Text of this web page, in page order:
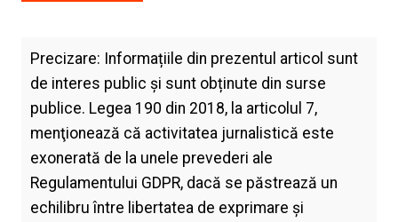
Precizare: Informațiile din prezentul articol sunt
de interes public și sunt obținute din surse
publice. Legea 190 din 2018, la articolul 7,
menţionează că activitatea jurnalistică este
exonerată de la unele prevederi ale
Regulamentului GDPR, dacă se păstrează un
echilibru între libertatea de exprimare şi